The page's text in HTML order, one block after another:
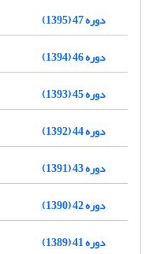
دوره 47 (1395)
دوره 46 (1394)
دوره 45 (1393)
دوره 44 (1392)
دوره 43 (1391)
دوره 42 (1390)
دوره 41 (1389)